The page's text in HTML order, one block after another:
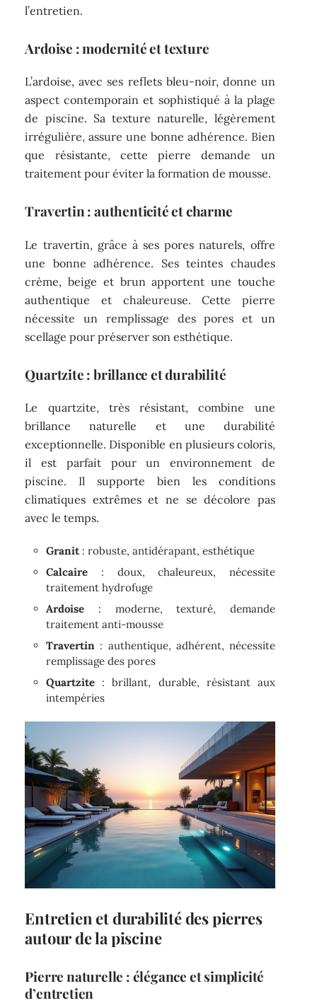
l’entretien.
Ardoise : modernité et texture
L’ardoise, avec ses reflets bleu-noir, donne un
aspect contemporain et sophistiqué à la plage
de piscine. Sa texture naturelle, légèrement
irrégulière, assure une bonne adhérence. Bien
que résistante, cette pierre demande un
traitement pour éviter la formation de mousse.
Travertin : authenticité et charme
Le travertin, grâce à ses pores naturels, offre
une bonne adhérence. Ses teintes chaudes
crème, beige et brun apportent une touche
authentique et chaleureuse. Cette pierre
nécessite un remplissage des pores et un
scellage pour préserver son esthétique.
Quartzite : brillance et durabilité
Le quartzite, très résistant, combine une
brillance naturelle et une durabilité
exceptionnelle. Disponible en plusieurs coloris,
il est parfait pour un environnement de
piscine. Il supporte bien les conditions
climatiques extrêmes et ne se décolore pas
avec le temps.
Granit: robuste, antidérapant, esthétique
Calcaire : doux, chaleureux, nécessite
traitement hydrofuge
Ardoise : moderne, texturé, demande
traitement anti-mousse
Travertin : authentique, adhérent, nécessite
remplissage des pores
Quartzite : brillant, durable, résistant aux
intempéries
Entretien et durabilité des pierres
autour de la piscine
Pierre naturelle : élégance et simplicité
d’entretien